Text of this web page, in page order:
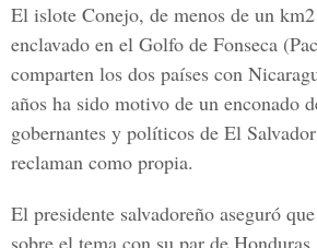
El islote Conejo, de menos de un
enclavado en el Golfo de Fonseca
comparten los dos países con
años ha sido motivo de un enconado
gobernantes y políticos de El
reclaman como propia.
El presidente salvadoreño aseguró
sobre el tema con su par de